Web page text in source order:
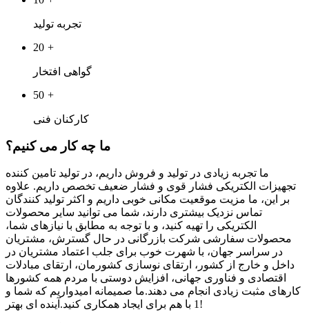
تجربه تولید
20 +
گواهی افتخار
50 +
کارکنان فنی
ما چه کار می کنیم؟
ما تجربه زیادی در تولید و فروش داریم، در تولید تامین کننده
تجهیزات الکتریکی فشار قوی و فشار ضعیف تخصص داریم. علاوه
بر این، ما مزیت موقعیت مکانی خوبی داریم و اکثر تولید کنندگان
تماس نزدیک بیشتری دارند، شما می توانید سایر محصولات
الکتریکی را تهیه کنید، و با توجه به مطابق با نیازهای شما،
محصولات سفارشی شرکت بازرگانی در حال گسترش، مشتریان
در سراسر جهان، با شهرت خوب برای جلب اعتماد مشتریان در
داخل و خارج از کشور، ارتقای نوسازی کشورمان، ارتقای مبادلات
اقتصادی و فناوری جهانی، افزایش دوستی با مردم همه کشورها
کارهای مثبت زیادی انجام می دهند.ما صمیمانه امیدواریم که شما و
1 با هم برای ایجاد همکاری کنید.آینده ای بهتر!